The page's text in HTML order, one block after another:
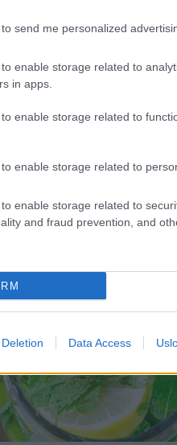
send me personalized
enable storage related to
in apps.
enable storage related to
enable storage related to
enable storage related to
and fraud prevention, and
Data Access